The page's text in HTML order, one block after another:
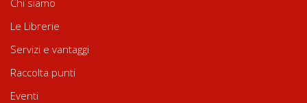
Le Librerie
Servizi e vantaggi
Raccolta punti
Eventi